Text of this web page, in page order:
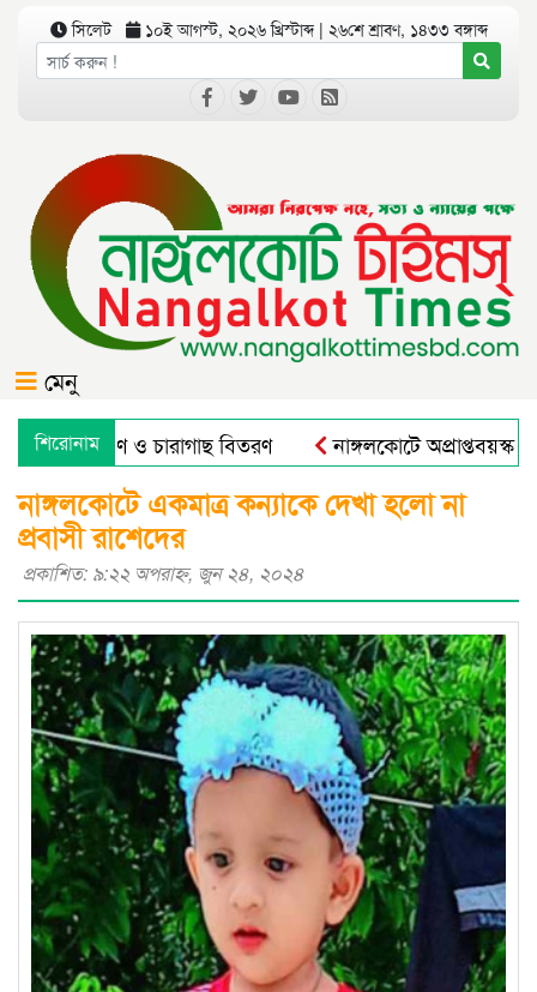
সিলেট ১০ই আগস্ট, ২০২৬ খ্রিস্টাব্দ | ২৬শে শ্রাবণ, ১৪৩৩ বঙ্গাব্দ
মেনু
শিরোনাম
বৃক্ষরোপণ ও চারাগাছ বিতরণ নাঙ্গলকোটে অপ্রাপ্তবয়স্ক
নাঙ্গলকোটে একমাত্র কন্যাকে দেখা হলো না
প্রবাসী রাশেদের
প্রকাশিত: ৯:২২ অপরাহ্ণ, জুন ২৪, ২০২৪